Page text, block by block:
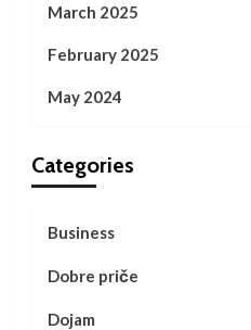
March 2025
February 2025
May 2024
Categories
Business
Dobre priče
Dojam